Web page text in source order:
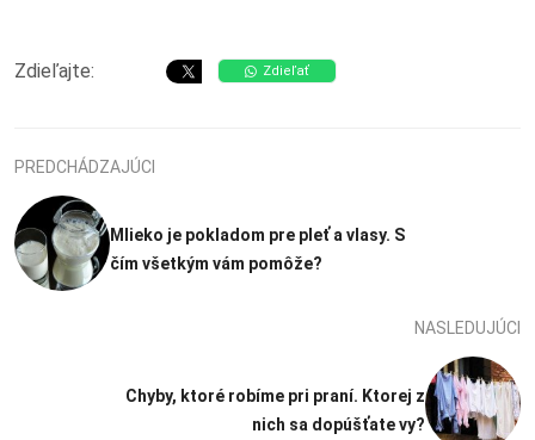
Zdieľajte: Zdieľať
PREDCHÁDZAJÚCI
Mlieko je pokladom pre pleť a vlasy. S
čím všetkým vám pomôže?
NASLEDUJÚCI
Chyby, ktoré robíme pri praní. Ktorej z
nich sa dopúšťate vy?